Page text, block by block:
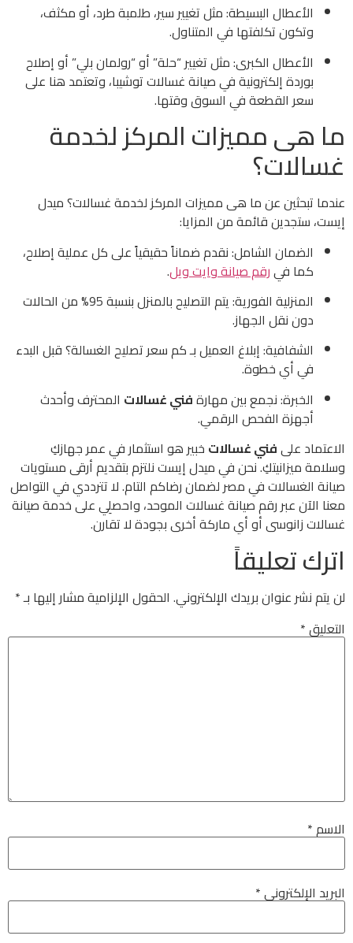
الأعطال البسيطة: مثل تغيير سير، طلمبة طرد، أو مكثف،
وتكون تكلفتها في المتناول.
الأعطال الكبرى: مثل تغيير “حلة” أو “رولمان بلي” أو إصلاح
بوردة إلكترونية في صيانة غسالات توشيبا، وتعتمد هنا على
سعر القطعة في السوق وقتها.
ما هى مميزات المركز لخدمة
غسالات؟
عندما تبحثين عن ما هى مميزات المركز لخدمة غسالات؟ ميدل
إيست، ستجدين قائمة من المزايا:
الضمان الشامل: نقدم ضماناً حقيقياً على كل عملية إصلاح،
كما فيرقم صيانة وايت ويل.
المنزلية الفورية: يتم التصليح بالمنزل بنسبة 95% من الحالات
دون نقل الجهاز.
الشفافية: إبلاغ العميل بـ كم سعر تصليح الغسالة؟ قبل البدء
في أي خطوة.
الخبرة: نجمع بين مهارةفني غسالات المحترف وأحدث
أجهزة الفحص الرقمي.
الاعتماد علىفني غسالات خبير هو استثمار في عمر جهازكِ
وسلامة ميزانيتكِ. نحن في ميدل إيست نلتزم بتقديم أرقى مستويات
صيانة الغسالات في مصر لضمان رضاكم التام. لا تترددي في التواصل
معنا الآن عبر رقم صيانة غسالات الموحد، واحصلِي على خدمة صيانة
غسالات زانوسى أو أي ماركة أخرى بجودة لا تقارن.
اترك تعليقاً
لن يتم نشر عنوان بريدك الإلكتروني. الحقول الإلزامية مشار إليها بـ*
التعليق*
الاسم*
البريد الإلكتروني*